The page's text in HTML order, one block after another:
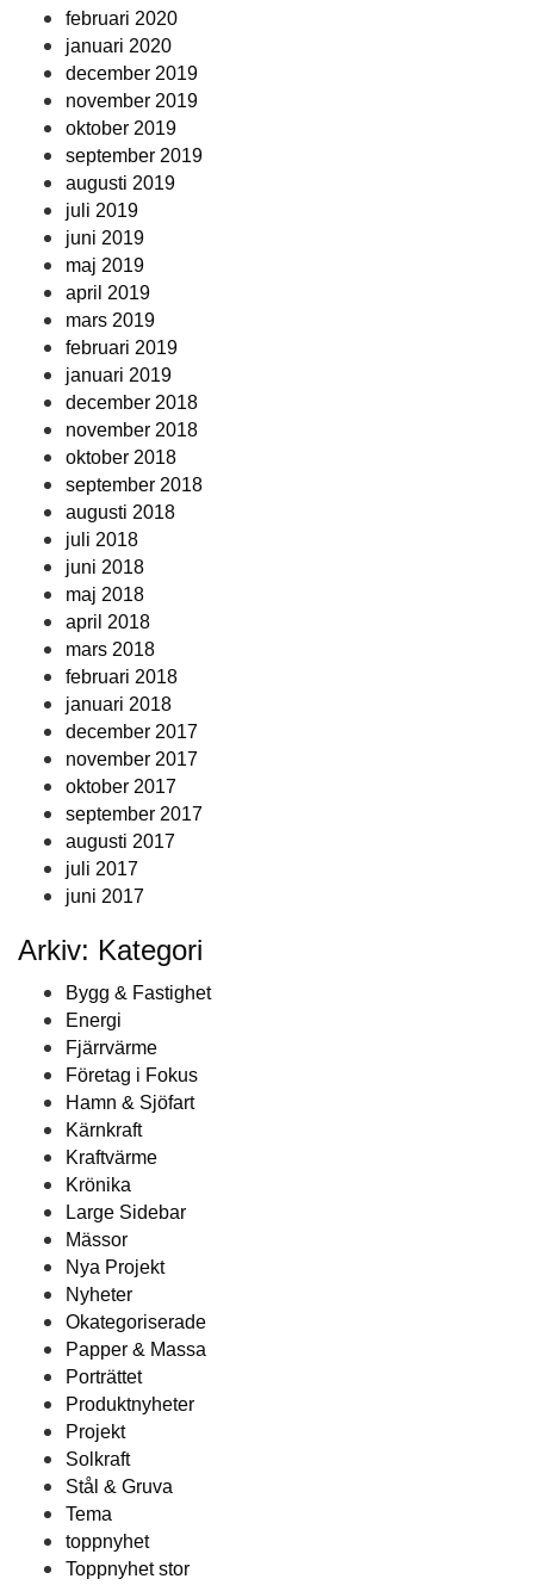
februari 2020
januari 2020
december 2019
november 2019
oktober 2019
september 2019
augusti 2019
juli 2019
juni 2019
maj 2019
april 2019
mars 2019
februari 2019
januari 2019
december 2018
november 2018
oktober 2018
september 2018
augusti 2018
juli 2018
juni 2018
maj 2018
april 2018
mars 2018
februari 2018
januari 2018
december 2017
november 2017
oktober 2017
september 2017
augusti 2017
juli 2017
juni 2017
Arkiv: Kategori
Bygg & Fastighet
Energi
Fjärrvärme
Företag i Fokus
Hamn & Sjöfart
Kärnkraft
Kraftvärme
Krönika
Large Sidebar
Mässor
Nya Projekt
Nyheter
Okategoriserade
Papper & Massa
Porträttet
Produktnyheter
Projekt
Solkraft
Stål & Gruva
Tema
toppnyhet
Toppnyhet stor